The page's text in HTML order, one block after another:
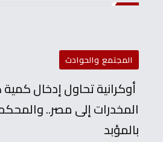
المجتمع والحوادث
أوكرانية تحاول إدخال
المخدرات إلى مصر..
بالمؤبد